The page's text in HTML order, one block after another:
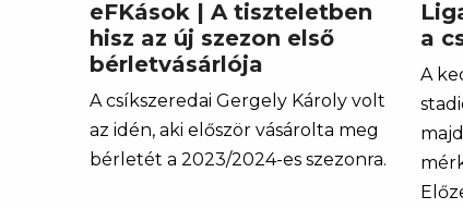
eFKások | A tiszteletben
hisz az új szezon első
bérletvásárlója
A csíkszeredai Gergely Károly volt
az idén, aki először vásárolta meg
bérletét a 2023/2024-es szezonra.
a
A